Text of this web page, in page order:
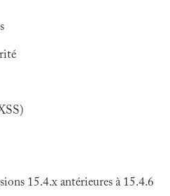
15.4.x antérieures à 15.4.6